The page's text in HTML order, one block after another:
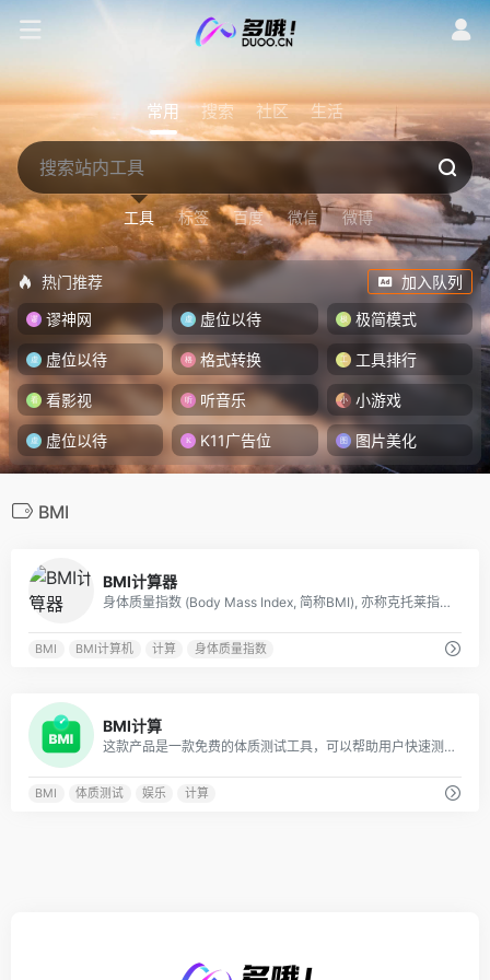
常用 搜索 社区 生活
工具 标签 百度 微信 微博
热门推荐
加入队列
谬神网
虚位以待 极简模式
虚位以待 格式转换 工具排行
看影视 听音乐 小游戏
虚位以待 K11广告位 图片美化
BMI
BMI计算器
身体质量指数 (Body Mass Index, 简称BMI), 亦称克托莱指数, 是目前国际上常用的衡量人体胖瘦程度以及是否健康的一个标准。BMI 值超标，意味着你必须减肥了。
BMI BMI计算机 计算 身体质量指数
BMI计算
这款产品是一款免费的体质测试工具，可以帮助用户快速测量自己的身体素质。它提供了体重、身高多个项目的测量标准。特点和优势：该产品采用了简单的操作方法和实用的功能，可以让用户快速准确地测量自己的身体素质
BMI 体质测试 娱乐 计算